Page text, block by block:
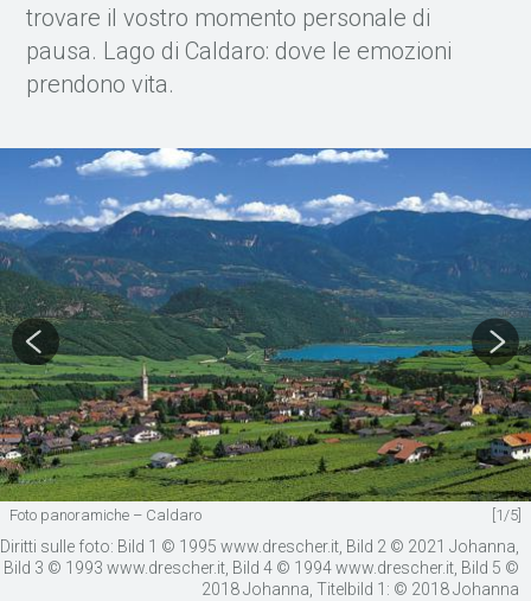
trovare il vostro momento personale di
pausa. Lago di Caldaro: dove le emozioni
prendono vita.
Foto panoramiche – Caldaro [1/5]
Diritti sulle foto: Bild 1 © 1995 www.drescher.it, Bild 2 © 2021 Johanna,
Bild 3 © 1993 www.drescher.it, Bild 4 © 1994 www.drescher.it, Bild 5 ©
2018 Johanna, Titelbild 1: © 2018 Johanna